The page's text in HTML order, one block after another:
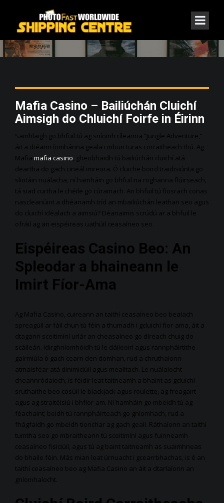
THE BLOG SINGLE
Mafia Casino – Bailiúchán Cluichí
Aimsigh do Chluichí Foirfe in Éirinn
Samhlaigh go bhfuil tú ag sníomh ríleanna “Jungle Adventure,”
áit a dtéann íomhánna geala i mbun turas corraitheach thú. Ag
Mafia mafia casino, gheobhaidh tú bailiúchán cluichí atá
deartha do gach cineál imreora. Ó cluiche boird traidisiúnta go
sliotáin nuálacha, ní hamháin go bhfuil na roghanna flúirseach,
tá siad curtha le chéile go cúramach. An bhfuil tú fiosrach conas
nascleanúint a dhéanamh tríd an mbailiúchán leathan seo agus
do cluichí idéalach a aimsiú? Déanaimis scrúdú ar a bhfuil le
ofráil ag an eispéireas uathúil ceasaíneo seo.
Eispéireas Casino Beo: An
Spleodar a bhaineann le
Imirt Fíor-Ama
Ag Mafia Casino, cuireann an taithí ceasaíneo beo bealach
spreagúil ar fáil chun tú féin a thumadh i gcluichí fíor-ama, áit a
dtagann sceitimíní urlár an cheasaíneo go díreach chuig do
scáileán. Idirghníomhóidh tú le dáileoirí agus rannpháirtithe
gairmiúla ó gach cearn den domhan, rud a chruthaíonn
atmaisféar atá dinimiciúil agus mealltach. Le nuálaíocht
cheannródaíoch, is féidir leat taitneamh a bhaint as gcluichí
sruthaithe beo cosúil le blackjack agus roulette, ag freagairt
agus ag straitéisiú i bhfíor-am. Ní hamháin go mbeidh tú ag
féachaint; beidh tú rannpháirteach go gníomhach, rud a
fhágfaidh go mbeidh tionchar ag gach geall. Ráthaíonn an taithí
tumtha seo go mbraitheann tú sceitimíní agus fuinneamh
ceasaíneo fisiciúil, agus tú ag baint taitneamh as suaimhneas
do bhaile féin. Más mian leat úrnuacht i gcearrbhachas, is é an
taithí ceasaíneo beo ag Mafia Casino an áit a dtarlaíonn an
gníomhaíocht.